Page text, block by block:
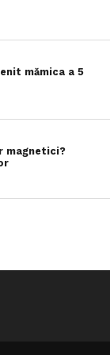
mămica a 5
magnetici?